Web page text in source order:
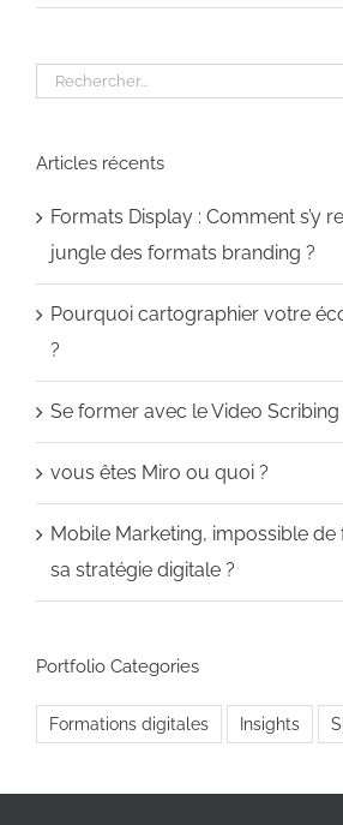
Rechercher:
Articles récents
Formats Display : Comment s’y
jungle des formats branding ?
Pourquoi cartographier votre
?
Se former avec le Video Scribing
vous êtes Miro ou quoi ?
Mobile Marketing, impossible de
sa stratégie digitale ?
Portfolio Categories
Formations digitales Insights